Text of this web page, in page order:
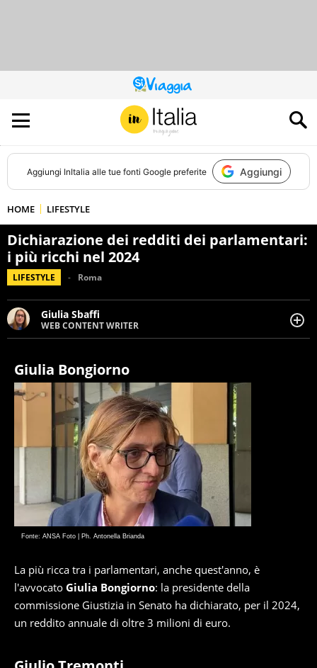
QUESTO
SITO
CONTRIBUISCE
ALL’AUDIENCE
DI
Aggiungi InItalia alle tue fonti Google preferite Aggiungi
HOME LIFESTYLE
Dichiarazione dei redditi dei parlamentari:
i più ricchi nel 2024
LIFESTYLE Roma
Giulia Sbaffi
WEB CONTENT WRITER
Web content writer appassionata di belle storie e di
natura, le piace tenersi informata su ciò che accade
intorno a lei.
Giulia Bongiorno
Fonte: ANSA Foto | Ph. Antonella Brianda
La più ricca tra i parlamentari, anche quest'anno, è
l'avvocato Giulia Bongiorno: la presidente della
commissione Giustizia in Senato ha dichiarato, per il 2024,
un reddito annuale di oltre 3 milioni di euro.